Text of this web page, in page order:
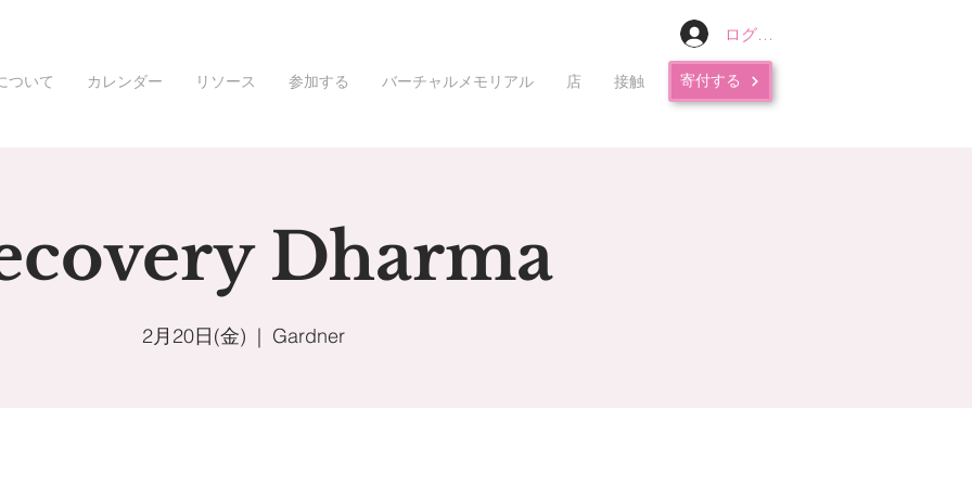
ログイン
ついて カレンダー リソース 参加する バーチャルメモリアル 店 接触 寄付する
Dharma
2月20日(金)
  |
Gardner